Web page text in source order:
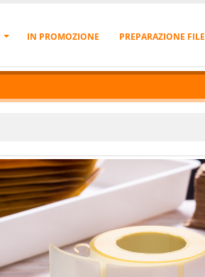
IN PROMOZIONE PREPARAZIONE FILE